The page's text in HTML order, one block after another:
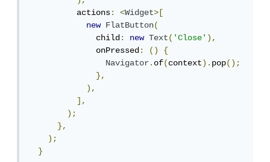
          actions
: <Widget>[
new
FlatButton(
              child
: new Text('Close'),
              onPressed
: ()
{
Navigator.of(context).pop();
},
),
],
);
},
);
}